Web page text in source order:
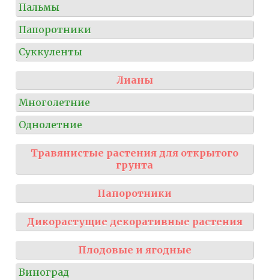
Пальмы
Папоротники
Суккуленты
Лианы
Многолетние
Однолетние
Травянистые растения для открытого
грунта
Папоротники
Дикорастущие декоративные растения
Плодовые и ягодные
Виноград